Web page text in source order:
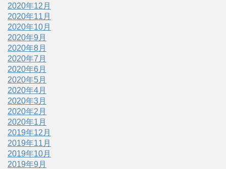
2020年12月
2020年11月
2020年10月
2020年9月
2020年8月
2020年7月
2020年6月
2020年5月
2020年4月
2020年3月
2020年2月
2020年1月
2019年12月
2019年11月
2019年10月
2019年9月